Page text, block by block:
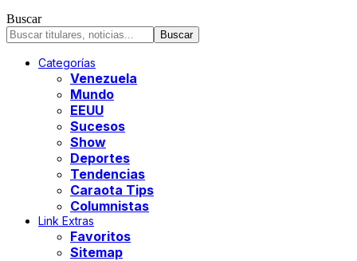
Buscar
Categorías
Venezuela
Mundo
EEUU
Sucesos
Show
Deportes
Tendencias
Caraota Tips
Columnistas
Link Extras
Favoritos
Sitemap